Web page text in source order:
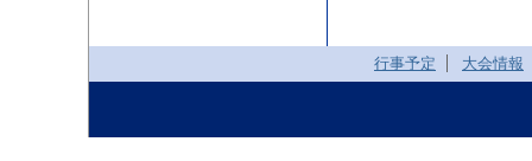
行事予定 大会情報